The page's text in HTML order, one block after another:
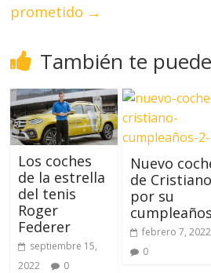
prometido →
También te
Los coches
de la estrella
del tenis
Roger
Federer
septiembre 15,
2022
0
Nuevo
de Cristiano
por su
cumpleaños
febrero 7, 2022
0